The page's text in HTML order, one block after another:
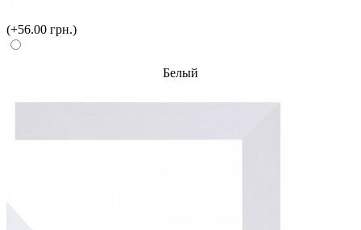
(+56.00 грн.)
Белый